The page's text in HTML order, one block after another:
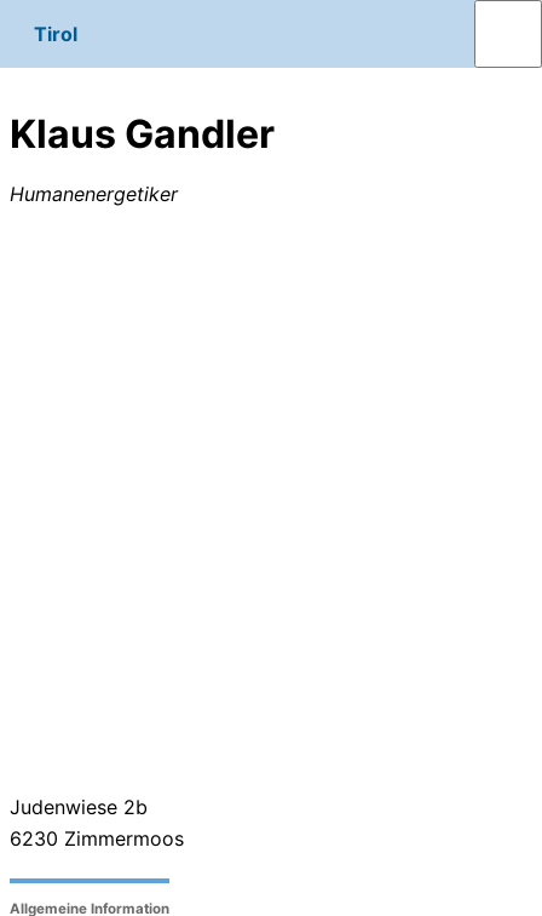
Tirol
Klaus Gandler
Humanenergetiker
Judenwiese 2b
6230 Zimmermoos
Allgemeine Information